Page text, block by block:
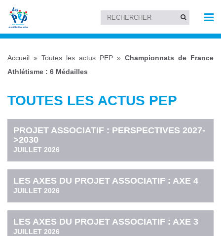
Accueil » Toutes les actus PEP » Championnats de France
Athlétisme : 6 Médailles
TOUTES LES ACTUS PEP
PROJET ASSOCIATIF : PERSPECTIVES 2027-
>2030
JUILLET 2026
LES AXES DU PROJET ASSOCIATIF : AXE 4
JUILLET 2026
LES AXES DU PROJET ASSOCIATIF : AXE 3
JUILLET 2026